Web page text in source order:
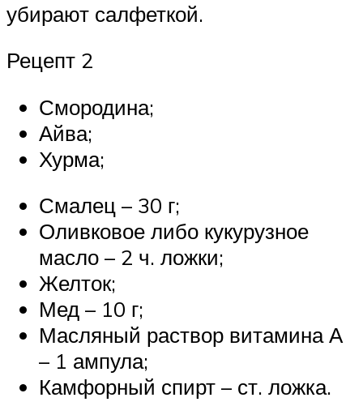
убирают салфеткой.
Рецепт 2
Смородина;
Айва;
Хурма;
Смалец – 30 г;
Оливковое либо кукурузное
масло – 2 ч. ложки;
Желток;
Мед – 10 г;
Масляный раствор витамина А
– 1 ампула;
Камфорный спирт – ст. ложка.